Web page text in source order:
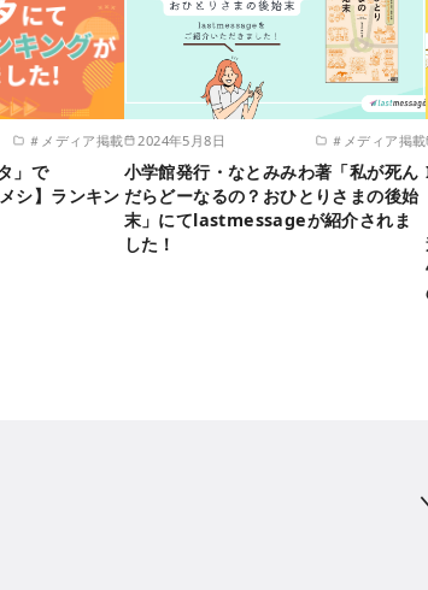
＃メディア掲載
」で
シ】ランキン
2024年5月8日 ＃メディア掲載
小学館発行・なとみみわ著「私が死ん
だらどーなるの？おひとりさまの後始
末」にてlastmessageが紹介されま
した！